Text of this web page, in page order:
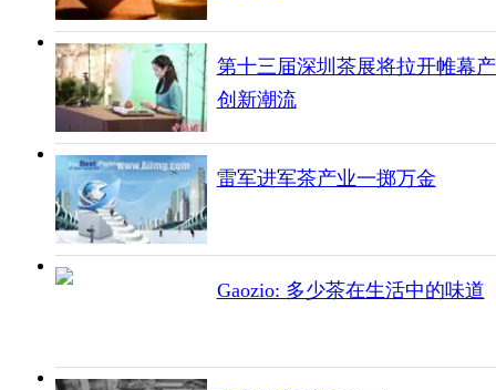
第十三届深圳茶展将拉开帷幕
创新潮流
雷军进军茶产业一掷万金
Gaozio: 多少茶在生活中的味道